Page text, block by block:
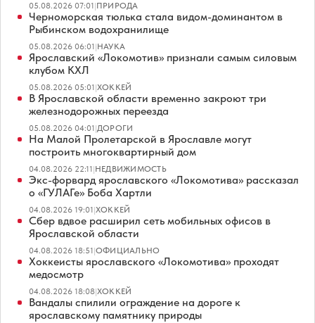
05.08.2026 07:01|ПРИРОДА
Черноморская тюлька стала видом-доминантом в
Рыбинском водохранилище
05.08.2026 06:01|НАУКА
Ярославский «Локомотив» признали самым силовым
клубом КХЛ
05.08.2026 05:01|ХОККЕЙ
В Ярославской области временно закроют три
железнодорожных переезда
05.08.2026 04:01|ДОРОГИ
На Малой Пролетарской в Ярославле могут
построить многоквартирный дом
04.08.2026 22:11|НЕДВИЖИМОСТЬ
Экс-форвард ярославского «Локомотива» рассказал
о «ГУЛАГе» Боба Хартли
04.08.2026 19:01|ХОККЕЙ
Сбер вдвое расширил сеть мобильных офисов в
Ярославской области
04.08.2026 18:51|ОФИЦИАЛЬНО
Хоккеисты ярославского «Локомотива» проходят
медосмотр
04.08.2026 18:08|ХОККЕЙ
Вандалы спилили ограждение на дороге к
ярославскому памятнику природы